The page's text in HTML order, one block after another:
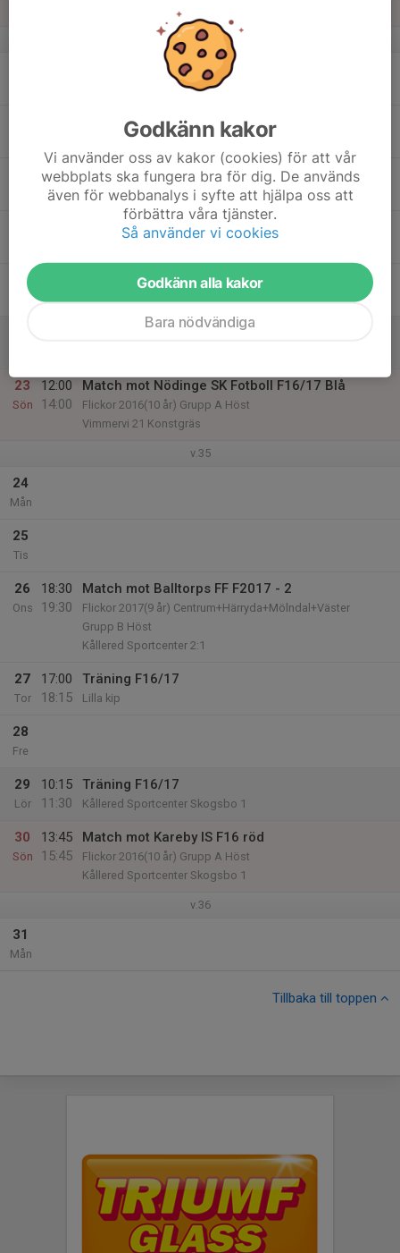
v.34
Träning F16/17
21
Träning F16/17
23
Sön
12:00
14:00
Match mot Nödinge SK Fotboll F16/17 Blå
Flickor 2016(10 år) Grupp A Höst
Vimmervi 21 Konstgräs
v.35
24
Mån
25
Tis
26
Ons
18:30
19:30
Match mot Balltorps FF F2017 - 2
Flickor 2017(9 år) Centrum+Härryda+Mölndal+Väster
Grupp B Höst
Kållered Sportcenter 2:1
27
Tor
17:00
18:15
Träning F16/17
Lilla kip
28
Fre
29
Lör
10:15
11:30
Träning F16/17
Kållered Sportcenter Skogsbo 1
30
Sön
13:45
15:45
Match mot Kareby IS F16 röd
Flickor 2016(10 år) Grupp A Höst
Kållered Sportcenter Skogsbo 1
v.36
31
Mån
Tillbaka till toppen
Godkänn kakor
Vi använder oss av kakor (cookies) för att vår
webbplats ska fungera bra för dig. De används
även för webbanalys i syfte att hjälpa oss att
förbättra våra tjänster.
Så använder vi cookies
Godkänn alla kakor
Bara nödvändiga